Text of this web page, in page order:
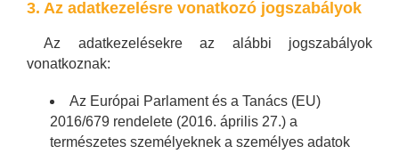
3. Az adatkezelésre vonatkozó jogszabályok
Az adatkezelésekre az alábbi jogszabályok
vonatkoznak:
Az Európai Parlament és a Tanács (EU)
2016/679 rendelete (2016. április 27.) a
természetes személyeknek a személyes adatok